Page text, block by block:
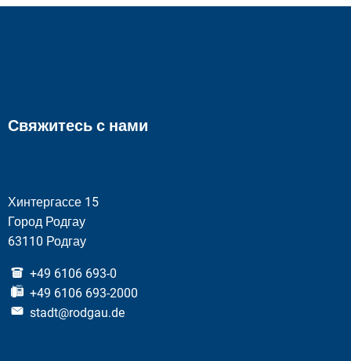
Свяжитесь с нами
Хинтергассе 15
Город Родгау
63110 Родгау
+49 6106 693-0
+49 6106 693-2000
stadt@rodgau.de